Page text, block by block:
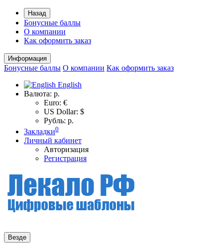
Назад
Бонусные баллы
О компании
Как оформить заказ
Информация
Бонусные баллы О компании Как оформить заказ
English
Валюта: р.
Euro: €
US Dollar: $
Рубль: р.
Закладки0
Личный кабинет
Авторизация
Регистрация
Везде